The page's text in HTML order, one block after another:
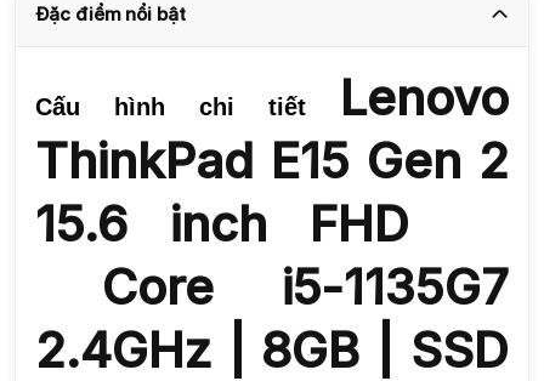
Đặc điểm nổi bật
Cấu hình chi tiết
Lenovo
ThinkPad E15 Gen 2
15.6 inch FHD
Core i5-1135G7
2.4GHz | 8GB | SSD